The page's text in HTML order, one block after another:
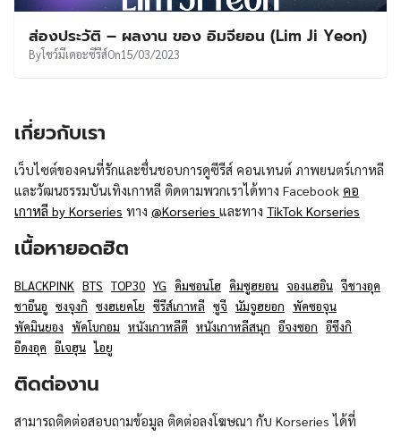
ส่องประวัติ – ผลงาน ของ อิมจียอน (Lim Ji Yeon)
Byโชว์มีเดอะซีรีส์On15/03/2023
เกี่ยวกับเรา
เว็บไซต์ของคนที่รักและชื่นชอบการดูซีรีส์ คอนเทนต์ ภาพยนตร์เกาหลี
และวัฒนธรรมบันเทิงเกาหลี ติดตามพวกเราได้ทาง Facebook คอ
เกาหลี by Korseries ทาง @Korseries และทาง TikTok Korseries
เนื้อหายอดฮิต
BLACKPINK BTS TOP30 YG คิมซอนโฮ คิมซูฮยอน จองแฮอิน จีชางอุค
ชาอึนอู ซงจุงกิ ซงฮเยคโย ซีรีส์เกาหลี ซูจี นัมจูฮยอก พัคซอจุน
พัคมินยอง พัคโบกอม หนังเกาหลีดี หนังเกาหลีสนุก อีจงซอก อีซึงกิ
อีดงอุค อีเจฮุน ไอยู
ติดต่องาน
สามารถติดต่อสอบถามข้อมูล ติดต่อลงโฆษณา กับ Korseries ได้ที่